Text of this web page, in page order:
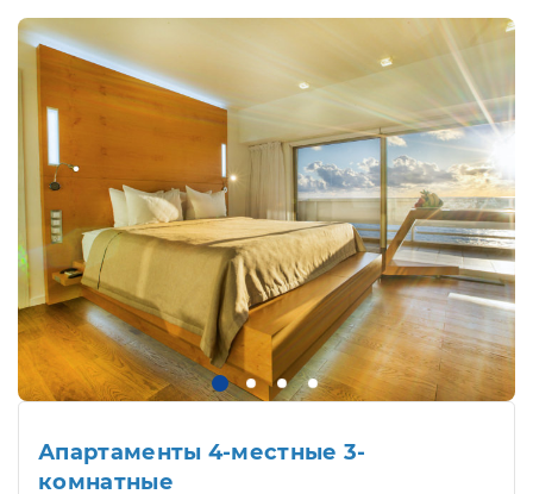
Апартаменты 4-местные 3-
комнатные